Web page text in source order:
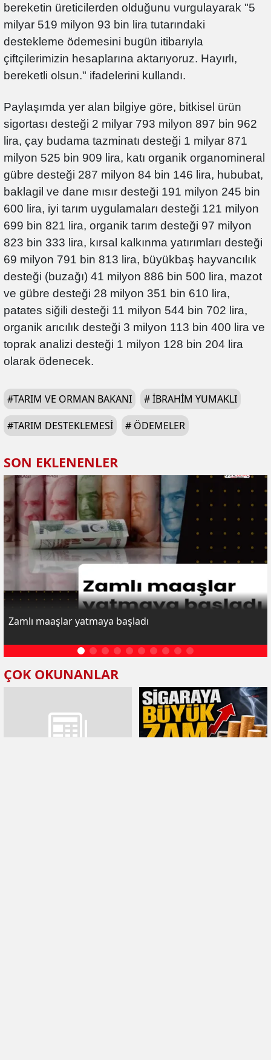
bereketin üreticilerden olduğunu vurgulayarak "5
milyar 519 milyon 93 bin lira tutarındaki
destekleme ödemesini bugün itibarıyla
çiftçilerimizin hesaplarına aktarıyoruz. Hayırlı,
bereketli olsun." ifadelerini kullandı.
Paylaşımda yer alan bilgiye göre, bitkisel ürün
sigortası desteği 2 milyar 793 milyon 897 bin 962
lira, çay budama tazminatı desteği 1 milyar 871
milyon 525 bin 909 lira, katı organik organomineral
gübre desteği 287 milyon 84 bin 146 lira, hububat,
baklagil ve dane mısır desteği 191 milyon 245 bin
600 lira, iyi tarım uygulamaları desteği 121 milyon
699 bin 821 lira, organik tarım desteği 97 milyon
823 bin 333 lira, kırsal kalkınma yatırımları desteği
69 milyon 791 bin 813 lira, büyükbaş hayvancılık
desteği (buzağı) 41 milyon 886 bin 500 lira, mazot
ve gübre desteği 28 milyon 351 bin 610 lira,
patates siğili desteği 11 milyon 544 bin 702 lira,
organik arıcılık desteği 3 milyon 113 bin 400 lira ve
toprak analizi desteği 1 milyon 128 bin 204 lira
olarak ödenecek.
#TARIM VE ORMAN BAKANI #İBRAHIM YUMAKLI
#TARIM DESTEKLEMESI # ÖDEMELER
SON EKLENENLER
Zamlı maaşlar yatmaya başladı
ÇOK OKUNANLAR